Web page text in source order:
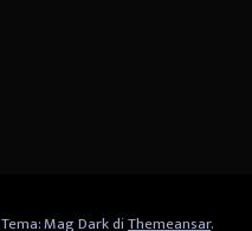
Tema: Mag Dark diThemeansar.